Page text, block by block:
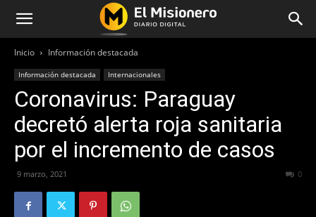
Inicio Información destacada
Información destacada Internacionales
Coronavirus: Paraguay
decretó alerta roja sanitaria
por el incremento de casos
9 marzo, 2021 0